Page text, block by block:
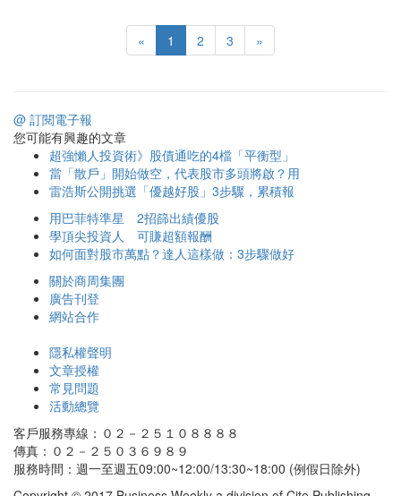
« 1 2 3 »
@ 訂閱電子報
您可能有興趣的文章
超強懶人投資術》股債通吃的4檔「平衡型」
當「散戶」開始做空，代表股市多頭將啟？用
雷浩斯公開挑選「優越好股」3步驟，累積報
用巴菲特準星 2招篩出績優股
學頂尖投資人 可賺超額報酬
如何面對股市萬點？達人這樣做：3步驟做好
關於商周集團
廣告刊登
網站合作
隱私權聲明
文章授權
常見問題
活動總覽
客戶服務專線：０２－２５１０８８８８
傳真：０２－２５０３６９８９
服務時間：週一至週五09:00~12:00/13:30~18:00 (例假日除外)